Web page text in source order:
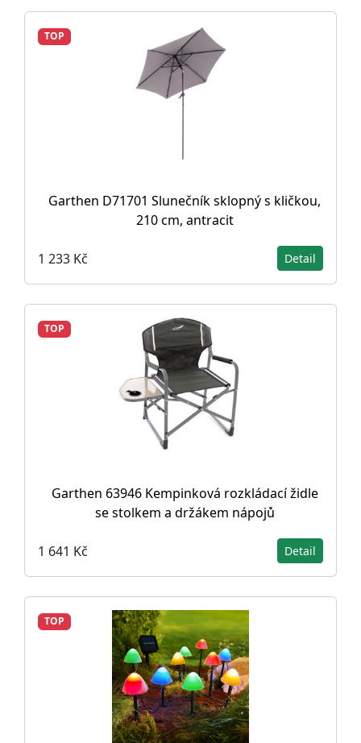
TOP
Garthen D71701 Slunečník sklopný s kličkou,
210 cm, antracit
1 233 Kč Detail
TOP
Garthen 63946 Kempinková rozkládací židle
se stolkem a držákem nápojů
1 641 Kč Detail
TOP